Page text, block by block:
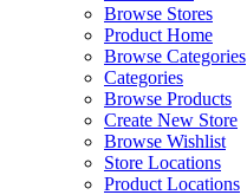
Browse Stores
Product Home
Browse Categories
Categories
Browse Products
Create New Store
Browse Wishlist
Store Locations
Product Locations